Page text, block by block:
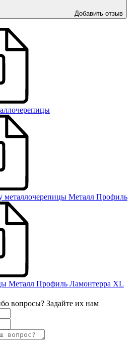
Добавить отзыв
металлочерепицы Металл Профиль
Металл Профиль Ламонтерра ХL
вопросы? Задайте их нам